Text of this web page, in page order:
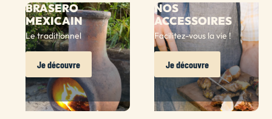
BRASERO
MEXICAIN
Le traditionnel
Je découvre
NOS
ACCESSOIRES
Facilitez-vous la vie !
Je découvre